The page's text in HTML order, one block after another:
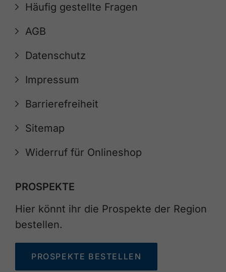
Häufig gestellte Fragen
AGB
Datenschutz
Impressum
Barrierefreiheit
Sitemap
Widerruf für Onlineshop
PROSPEKTE
Hier könnt ihr die Prospekte der Region
bestellen.
PROSPEKTE BESTELLEN